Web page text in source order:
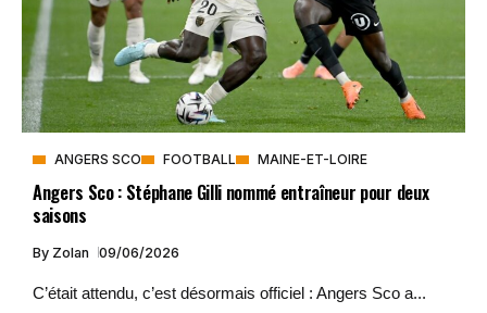
ANGERS SCO FOOTBALL MAINE-ET-LOIRE
Angers Sco : Stéphane Gilli nommé entraîneur pour deux
saisons
By Zolan 09/06/2026
C’était attendu, c’est désormais officiel : Angers Sco a...